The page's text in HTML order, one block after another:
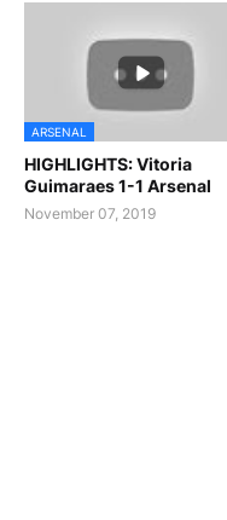
ARSENAL
HIGHLIGHTS: Vitoria
Guimaraes 1-1 Arsenal
November 07, 2019